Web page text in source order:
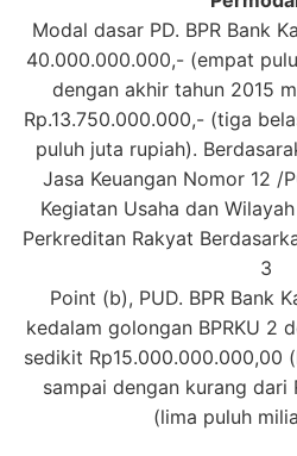
Modal dasar PD. BPR Bank
40.000.000.000,- (empat
dengan akhir tahun 2015
Rp.13.750.000.000,- (tiga
puluh juta rupiah).
Jasa Keuangan Nomor 12 /
Kegiatan Usaha dan
Perkreditan Rakyat
3
Point (b), PUD. BPR Bank
kedalam golongan BPRKU 2
sedikit Rp15.000.000.000,00
sampai dengan kurang
(lima puluh